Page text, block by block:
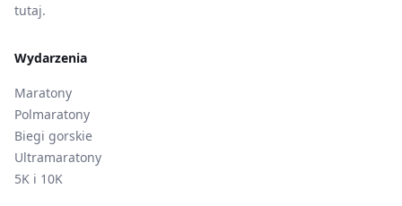
tutaj.
Wydarzenia
Maratony
Polmaratony
Biegi gorskie
Ultramaratony
5K i 10K